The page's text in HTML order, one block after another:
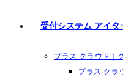
受付システム アイタ
プラス クラウド｜
プラス クラ